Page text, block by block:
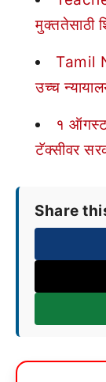
मुक्ततेसाठी
Tamil
उच्च
१
टॅक्सीवर
Share